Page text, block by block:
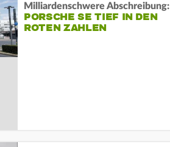
Milliardenschwere Abschreibung:
PORSCHE SE TIEF IN DEN
ROTEN ZAHLEN